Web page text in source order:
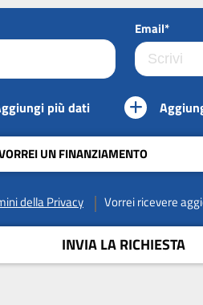
Email*
più dati
UN FINANZIAMENTO
della Privacy Vorrei ricevere
INVIA LA RICHIESTA